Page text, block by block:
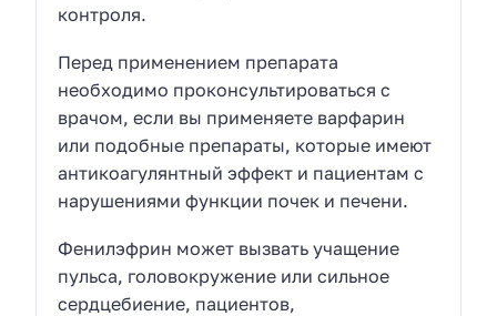
контроля.
Перед применением препарата
необходимо проконсультироваться с
врачом, если вы применяете варфарин
или подобные препараты, которые имеют
антикоагулянтный эффект и пациентам с
нарушениями функции почек и печени.
Фенилэфрин может вызвать учащение
пульса, головокружение или сильное
сердцебиение, пациентов,